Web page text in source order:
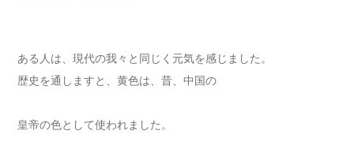
ある人は、現代の我々と同じく元気を感じました。
歴史を通しますと、黄色は、昔、中国の
皇帝の色として使われました。